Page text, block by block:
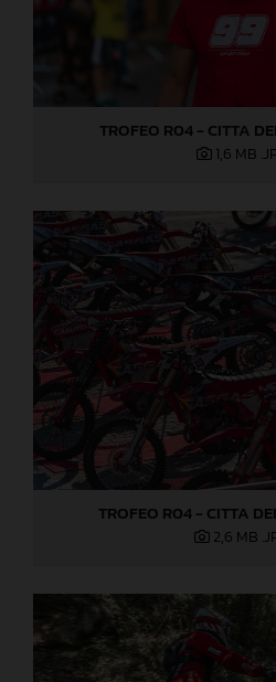
TROFEO R04 - CITTA
1,6 MB
TROFEO R04 - CITTA
2,6 MB